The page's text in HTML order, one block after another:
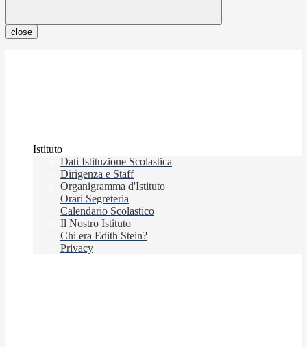
close
Istituto
Dati Istituzione Scolastica
Dirigenza e Staff
Organigramma d'Istituto
Orari Segreteria
Calendario Scolastico
Il Nostro Istituto
Chi era Edith Stein?
Privacy